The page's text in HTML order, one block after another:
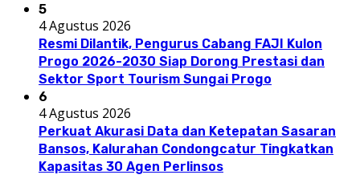
5
4 Agustus 2026
Resmi Dilantik, Pengurus Cabang FAJI Kulon
Progo 2026-2030 Siap Dorong Prestasi dan
Sektor Sport Tourism Sungai Progo
6
4 Agustus 2026
Perkuat Akurasi Data dan Ketepatan Sasaran
Bansos, Kalurahan Condongcatur Tingkatkan
Kapasitas 30 Agen Perlinsos